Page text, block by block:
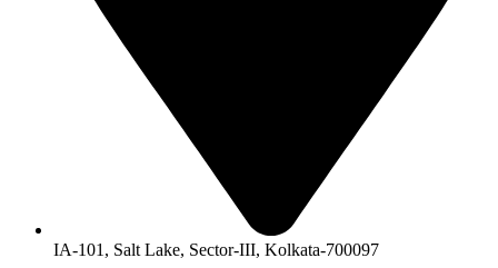
IA-101, Salt Lake, Sector-III, Kolkata-700097